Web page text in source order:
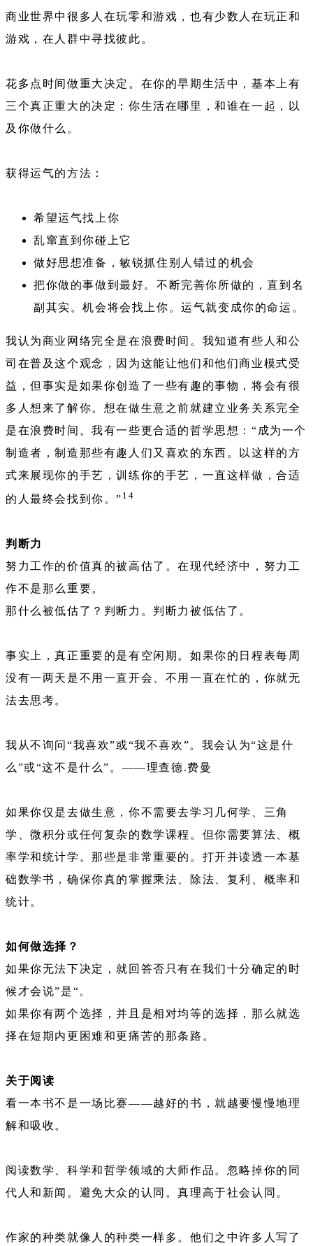
商业世界中很多人在玩零和游戏，也有少数人在玩正和
游戏，在人群中寻找彼此。
花多点时间做重大决定。在你的早期生活中，基本上有
三个真正重大的决定：你生活在哪里，和谁在一起，以
及你做什么。
获得运气的方法：
希望运气找上你
乱窜直到你碰上它
做好思想准备，敏锐抓住别人错过的机会
把你做的事做到最好。不断完善你所做的，直到名
副其实。机会将会找上你。运气就变成你的命运。
我认为商业网络完全是在浪费时间。我知道有些人和公
司在普及这个观念，因为这能让他们和他们商业模式受
益，但事实是如果你创造了一些有趣的事物，将会有很
多人想来了解你。想在做生意之前就建立业务关系完全
是在浪费时间。我有一些更合适的哲学思想：“成为一个
制造者，制造那些有趣人们又喜欢的东西。以这样的方
式来展现你的手艺，训练你的手艺，一直这样做，合适
的人最终会找到你。” 14
判断力
努力工作的价值真的被高估了。在现代经济中，努力工
作不是那么重要。
那什么被低估了？判断力。判断力被低估了。
事实上，真正重要的是有空闲期。如果你的日程表每周
没有一两天是不用一直开会、不用一直在忙的，你就无
法去思考。
我从不询问“我喜欢”或“我不喜欢”。我会认为“这是什
么”或“这不是什么”。——理查德.费曼
如果你仅是去做生意，你不需要去学习几何学、三角
学、微积分或任何复杂的数学课程。但你需要算法、概
率学和统计学。那些是非常重要的。打开并读透一本基
础数学书，确保你真的掌握乘法、除法、复利、概率和
统计。
如何做选择？
如果你无法下决定，就回答否只有在我们十分确定的时
候才会说”是“。
如果你有两个选择，并且是相对均等的选择，那么就选
择在短期内更困难和更痛苦的那条路。
关于阅读
看一本书不是一场比赛——越好的书，就越要慢慢地理
解和吸收。
阅读数学、科学和哲学领域的大师作品。忽略掉你的同
代人和新闻。避免大众的认同。真理高于社会认同。
作家的种类就像人的种类一样多。他们之中许多人写了